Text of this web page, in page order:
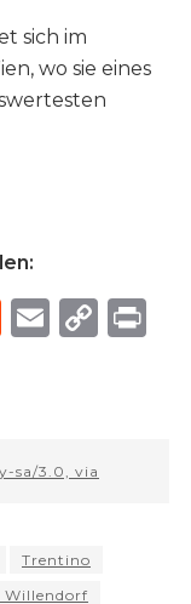
sich im
wo sie eines
R
t
E
C
Li
sa/3.0, via
Trentino
Willendorf